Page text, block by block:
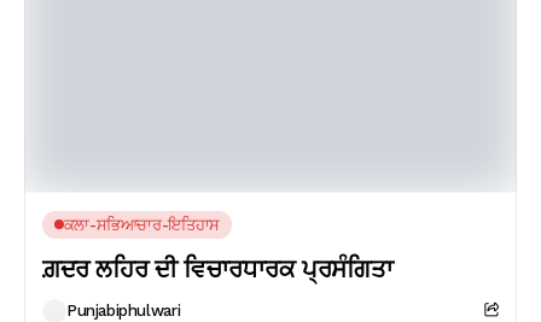
ਕਲਾ-ਸਭਿਆਚਾਰ-ਇਤਿਹਾਸ
ਗ਼ਦਰ ਲਹਿਰ ਦੀ ਵਿਚਾਰਧਾਰਕ ਪ੍ਰਸੰਗਿਤਾ
Punjabiphulwari